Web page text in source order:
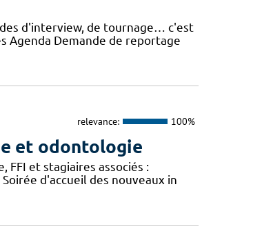
d'interview, de tournage… c'est
Agenda Demande de reportage
relevance: 100%
et odontologie
et stagiaires associés :
d'accueil des nouveaux in